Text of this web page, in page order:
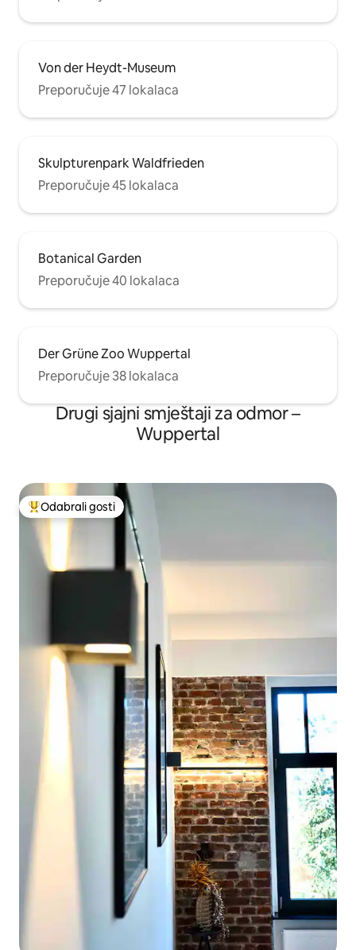
Von der Heydt-Museum
Preporučuje 47 lokalaca
Skulpturenpark Waldfrieden
Preporučuje 45 lokalaca
Botanical Garden
Preporučuje 40 lokalaca
Der Grüne Zoo Wuppertal
Preporučuje 38 lokalaca
Drugi sjajni smještaji za odmor –
Wuppertal
Među najviše rangiranima s oznakom „Odabrali gosti”
Odabrali gosti